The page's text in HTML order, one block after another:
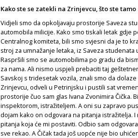
Kako ste se zatekli na Zrinjevcu, što ste
Vidjeli smo da opkoljavaju prostorije Saveza
automobila milicije. Kako smo tiskali letak gdje
Centralnog komiteta, bili smo svjesni da je to
stroj za umnažanje letaka, iz Saveza
Raspršili smo se automobilima po gradu da
za nama. Ali nismo uspjeli prebaciti taj
Savskoj s tridesetak vozila, znali smo da
Zrinjevcu, odveli u Petrinjsku i pustili sat
prostorije čuo sam glas Ivana Zvonimira Čička.
inspektorom, istražiteljem. A oni su zapravo
dojam kako on odgovara na pitanja istražitelja.
pitanja koja će mi postaviti. Odbio sam
sve rekao. A Čičak tada još uopće nije bio